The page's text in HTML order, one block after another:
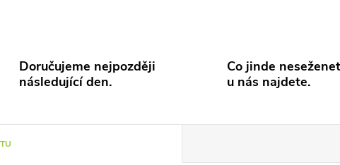
Doručujeme nejpozději
následující den.
Co jinde
u nás najdete.